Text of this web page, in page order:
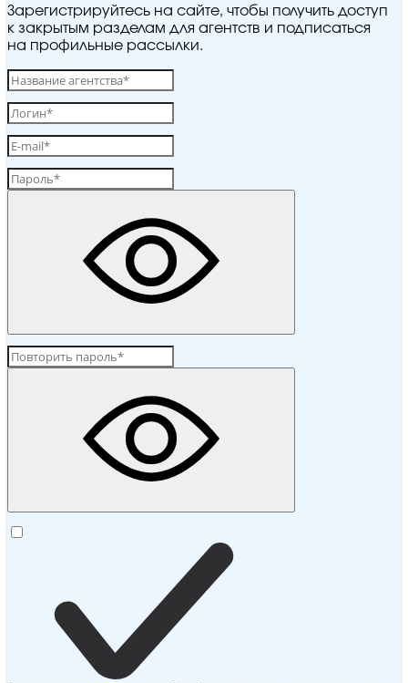
Зарегистрируйтесь на сайте, чтобы получить доступ
к закрытым разделам для агентств и подписаться
на профильные рассылки.